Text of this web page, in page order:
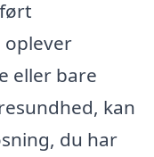
oplever
eller bare
kan
du har